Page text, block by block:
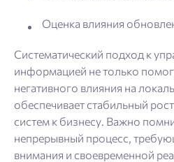
Оценка влияния
Систематический подход к
информацией не только
негативного влияния на
обеспечивает стабильный
систем к бизнесу. Важно
непрерывный процесс,
внимания и своевременной